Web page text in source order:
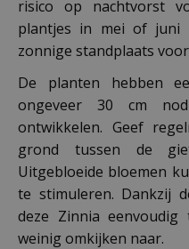
risico op nachtvorst
plantjes in mei of juni
zonnige standplaats
De planten hebben
ongeveer 30 cm
ontwikkelen. Geef
grond tussen de
Uitgebloeide bloemen
te stimuleren. Dankzij
deze Zinnia
weinig omkijken naar.